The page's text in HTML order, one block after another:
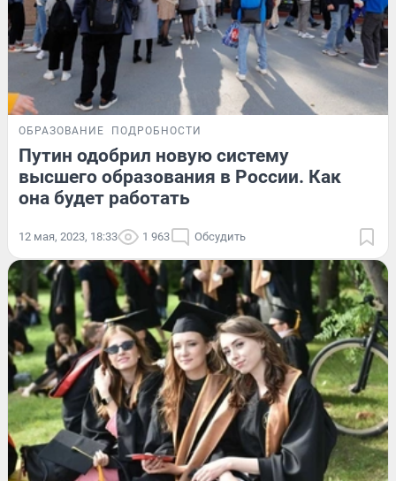
ОБРАЗОВАНИЕ ПОДРОБНОСТИ
Путин одобрил новую систему
высшего образования в России. Как
она будет работать
12 мая, 2023, 18:33 1 963 Обсудить